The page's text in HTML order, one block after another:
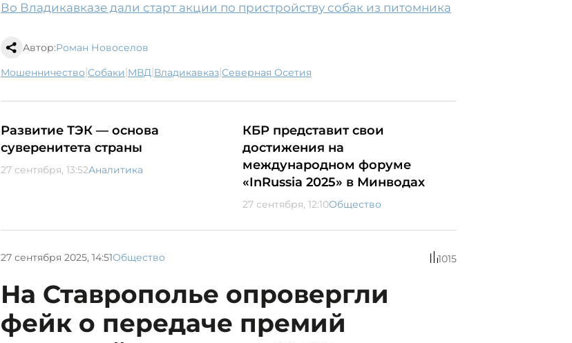
Во Владикавказе дали старт акции по пристройству собак из питомника
Автор:Роман Новоселов
мошенничество| собаки| МВД| Владикавказ| Северная Осетия
Развитие ТЭК — основа
суверенитета страны
27 сентября, 13:52Аналитика
КБР представит свои
достижения на
международном форуме
«InRussia 2025» в Минводах
27 сентября, 12:10Общество
27 сентября 2025, 14:51Общество 1015
На Ставрополье опровергли
фейк о передаче премий